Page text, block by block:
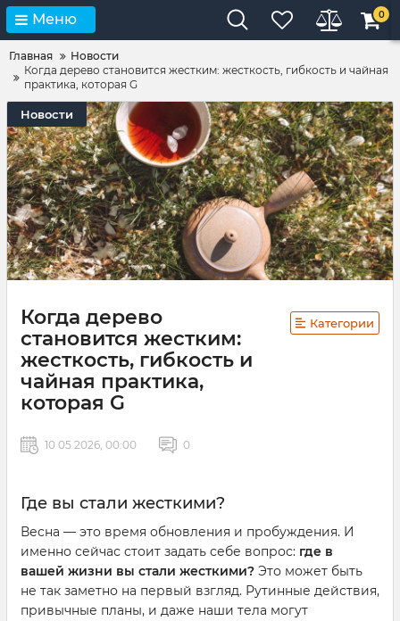
Меню 0
Главная
Новости
Когда дерево становится жестким: жесткость, гибкость и чайная
практика, которая G
Новости
Когда дерево
становится жестким:
жесткость, гибкость и
чайная практика,
которая G
Категории
10 05 2026, 00:00 0
Где вы стали жесткими?
Весна — это время обновления и пробуждения. И
именно сейчас стоит задать себе вопрос: где в
вашей жизни вы стали жесткими? Это может быть
не так заметно на первый взгляд. Рутинные действия,
привычные планы, и даже наши тела могут